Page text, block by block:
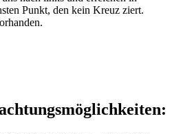
Punkt, den kein Kreuz ziert.